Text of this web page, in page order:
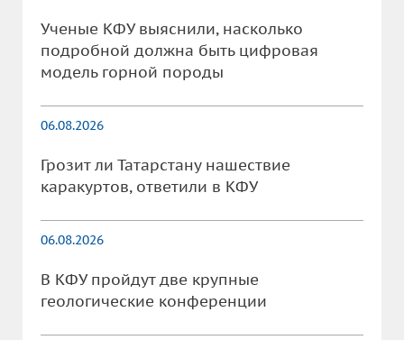
Ученые КФУ выяснили, насколько
подробной должна быть цифровая
модель горной породы
06.08.2026
Грозит ли Татарстану нашествие
каракуртов, ответили в КФУ
06.08.2026
В КФУ пройдут две крупные
геологические конференции